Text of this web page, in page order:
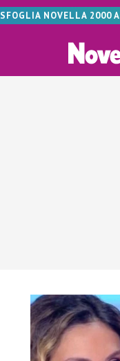
SFOGLIA NOVELLA 2000